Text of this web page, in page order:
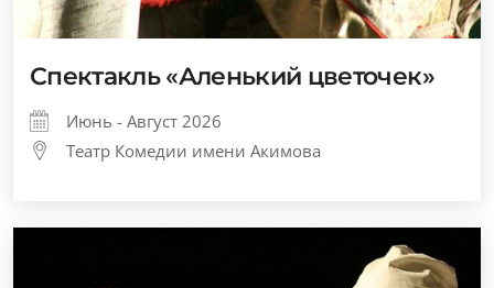
Спектакль «Аленький цветочек»
Июнь - Август 2026
Театр Комедии имени Акимова